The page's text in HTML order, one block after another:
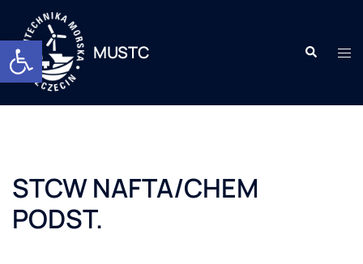
Otwórz pasek narzędzi
MUSTC
STCW NAFTA/CHEM
PODST.